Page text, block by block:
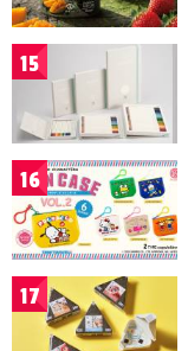
15
16
17